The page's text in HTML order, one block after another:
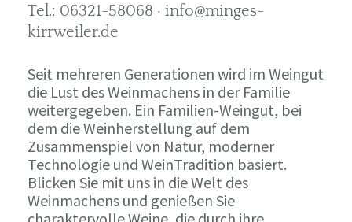
Tel.: 06321-58068 · info@minges-
kirrweiler.de
Seit mehreren Generationen wird im Weingut
die Lust des Weinmachens in der Familie
weitergegeben. Ein Familien-Weingut, bei
dem die Weinherstellung auf dem
Zusammenspiel von Natur, moderner
Technologie und WeinTradition basiert.
Blicken Sie mit uns in die Welt des
Weinmachens und genießen Sie